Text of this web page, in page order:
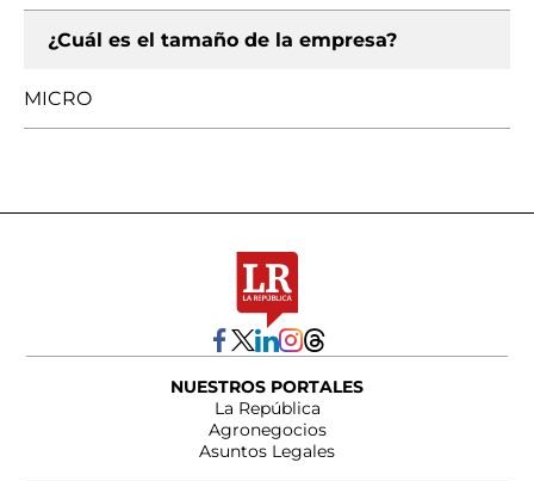
¿Cuál es el tamaño de la empresa?
MICRO
NUESTROS PORTALES
La República
Agronegocios
Asuntos Legales